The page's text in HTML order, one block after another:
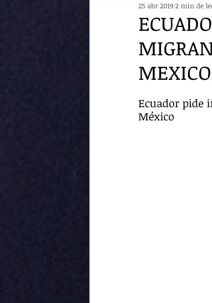
HUMANOS DEL
MEXICO
25 abr 2019 2 min de
Ecuador pide
México